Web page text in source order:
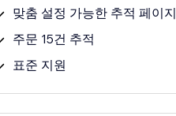
맞춤 설정 가능한 추적 페이지
주문 15건 추적
표준 지원